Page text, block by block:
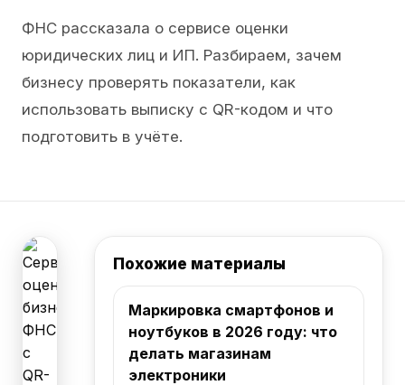
ФНС рассказала о сервисе оценки
юридических лиц и ИП. Разбираем, зачем
бизнесу проверять показатели, как
использовать выписку с QR-кодом и что
подготовить в учёте.
Похожие материалы
Маркировка смартфонов и
ноутбуков в 2026 году: что
делать магазинам
электроники